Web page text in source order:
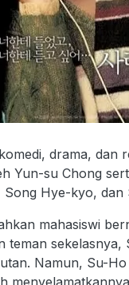
drama, dan
Yun-su Chong
Hye-kyo, dan
mahasiswi
teman sekelasnya,
Namun, Su-